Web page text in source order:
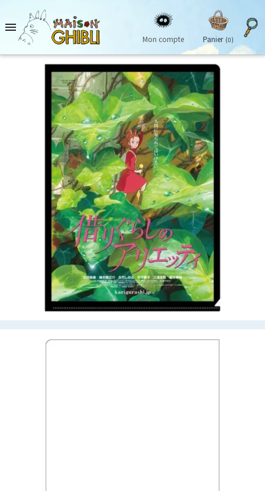

Mon compte Panier (0)